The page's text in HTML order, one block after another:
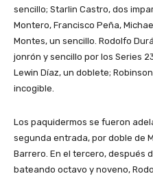
sencillo; Starlin Castro, dos
Montero, Francisco Peña,
Montes, un sencillo. Rodolfo
jonrón y sencillo por los Series
Lewin Díaz, un doblete;
incogible.
Los paquidermos se fueron
segunda entrada, por doble de
Barrero. En el tercero, después
bateando octavo y noveno,